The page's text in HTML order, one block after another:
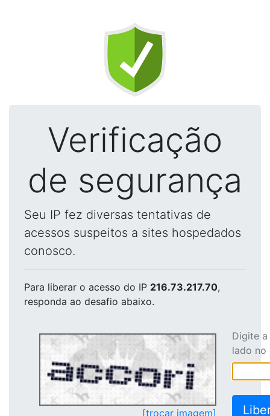
Verificação
de segurança
Seu IP fez diversas tentativas de
acessos suspeitos a sites hospedados
conosco.
Para liberar o acesso do IP 216.73.217.70,
responda ao desafio abaixo.
[trocar imagem]
Digite
lado no